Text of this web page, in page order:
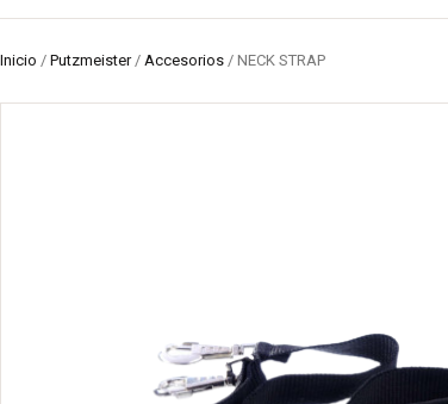
Inicio / Putzmeister/ Accesorios / NECK STRAP